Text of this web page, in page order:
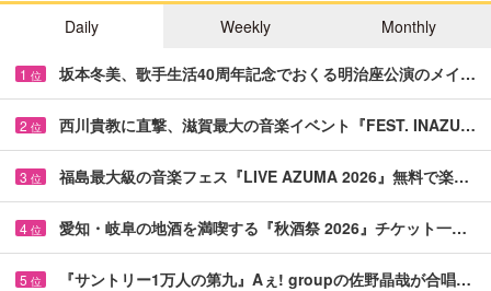
Daily
Weekly Monthly
1 位 坂本冬美、歌手生活40周年記念でおくる明治座公演のメイ…
2 位 西川貴教に直撃、滋賀最大の音楽イベント『FEST. INAZU…
3 位 福島最大級の音楽フェス『LIVE AZUMA 2026』無料で楽…
4 位 愛知・岐阜の地酒を満喫する『秋酒祭 2026』チケット一…
5 位 『サントリー1万人の第九』Aぇ! groupの佐野晶哉が合唱…